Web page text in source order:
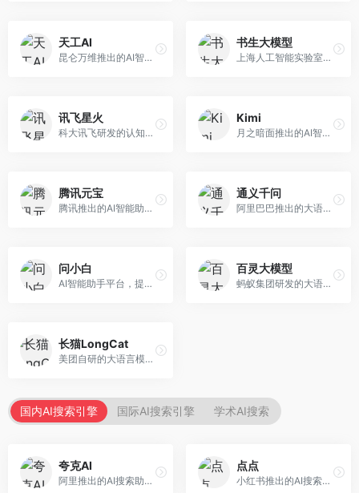
天工AI
昆仑万维推出的AI智能助手，集成搜索、对话、创作等多种能力。面向普通用户和内容创作者，支持联网搜索、文本生成、图像理解等功能，响应速度快，免费使用。
书生大模型
上海人工智能实验室研发的开源大模型系列，支持多尺度和多模态。面向研究机构和开发者，开源生态完善，学术研究背景深厚，适合科研和定制开发。
讯飞星火
科大讯飞研发的认知智能大模型，深度融合语音识别和自然语言处理技术。面向企业用户和教育领域，提供语音交互、文档处理、代码生成等服务，中文语音识别准确率高。
Kimi
月之暗面推出的AI智能助手，核心优势在于超长文本处理能力，支持20万字以上文档分析。面向学术研究者、职场人士和内容创作者，提供文档解读、PPT生成、联网搜索等综合服务。
腾讯元宝
腾讯推出的AI智能助手，整合微信生态和腾讯云服务。面向普通用户和企业客户，支持文档解析、图像理解、联网搜索等功能，与腾讯产品无缝衔接，办公协作便捷。
通义千问
阿里巴巴推出的大语言模型平台，提供对话问答、文档处理、图像理解、代码编写等全方位AI服务。面向企业用户和个人开发者，集成阿里云生态，支持多模态交互，企业级安全保障。
问小白
AI智能助手平台，提供知识问答、文本创作、文档处理等服务。面向普通用户和职场人士，操作简便，响应速度快，支持多场景应用。
百灵大模型
蚂蚁集团研发的大语言模型平台，专注于金融科技和企业服务。面向金融机构和企业客户，提供智能客服、风险分析、文档处理等服务，金融场景理解深入。
长猫LongCat
美团自研的大语言模型对话平台，专注于本地生活服务场景。面向美团生态用户，提供智能推荐、服务问答等功能，本地生活知识覆盖全面。
国内AI搜索引擎 国际AI搜索引擎 学术AI搜索
夸克AI
阿里推出的AI搜索助手，整合搜索与AI功能。面向年轻用户，提供智能搜索、文档处理、学习辅助等服务，与夸克生态深度整合。
点点
小红书推出的AI搜索应用，专注于生活方式内容搜索。面向小红书用户，提供生活攻略、消费决策、内容推荐等服务，生活方式内容丰富。